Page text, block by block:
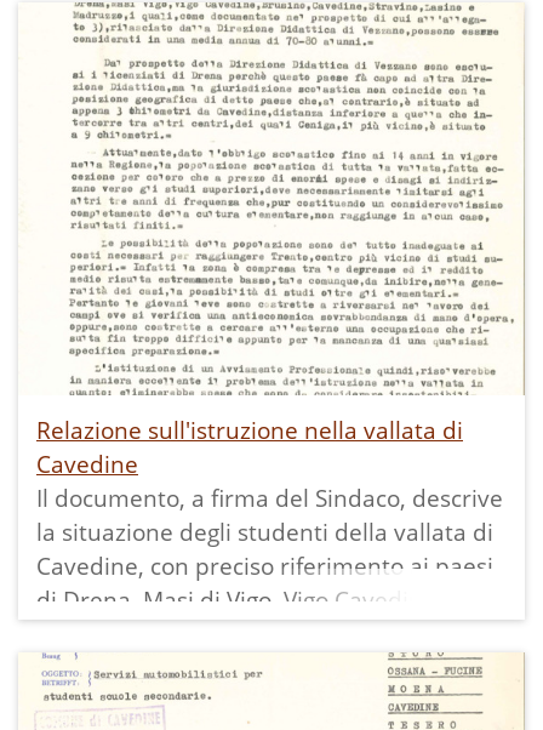
maggio 1953 e l'inaugurazione della nuova
scuola al 3 ottobre 1954.
Nel 1954/55 vi è iniziata l'attività didattica.
Dal 1960/61, per tre anni, ha avuto lì la sua
sede la Scuola Commerciale di Avviamento
professionale.
Nel 1961/62 ha preso il via, in questa
stessa sede anche la scuola media.
Successivamente è poi stata costruita una
nuova sede per la scuola elementare così
da lasciare tutto l'edificio alla Scuola
Relazione sull'istruzione nella vallata di
Cavedine
Il documento, a firma del Sindaco, descrive
la situazione degli studenti della vallata di
Cavedine, con preciso riferimento ai paesi
di Drena, Masi di Vigo, Vigo Cavedine,
Madruzzo, mettendo in evidenza la
difficoltà nella prosecuzione degli studi